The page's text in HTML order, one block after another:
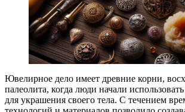
Ювелирное дело имеет древние корни,
палеолита, когда люди начали
для украшения своего тела. С течением